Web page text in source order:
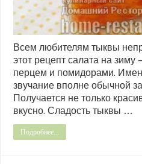
Всем любителям тыквы
этот рецепт салата на зиму
перцем и помидорами.
звучание вполне обычной
Получается не только
вкусно. Сладость тыквы …
Подробнее...